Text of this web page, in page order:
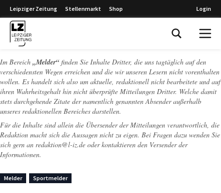
Leipziger Zeitung Stellenmarkt Shop Login
Im Bereich „Melder“ finden Sie Inhalte Dritter, die uns tagtäglich auf den
verschiedensten Wegen erreichen und die wir unseren Lesern nicht vorenthalten
wollen. Es handelt sich also um aktuelle, redaktionell nicht bearbeitete und auf
ihren Wahrheitsgehalt hin nicht überprüfte Mitteilungen Dritter. Welche damit
stets durchgehende Zitate der namentlich genannten Absender außerhalb
unseres redaktionellen Bereiches darstellen.
Für die Inhalte sind allein die Übersender der Mitteilungen verantwortlich, die
Redaktion macht sich die Aussagen nicht zu eigen. Bei Fragen dazu wenden Sie
sich gern an redaktion@l-iz.de oder kontaktieren den Versender der
Informationen.
Melder Sportmelder